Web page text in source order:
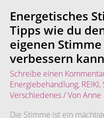
Energetisches
Tipps wie du
eigenen
verbessern
Schreibe einen
Energiebehandlung, REIKI,
Verschiedenes/ Von Anne
Die Stimme ist ein
–
5
Tipps
wie
den
Klang
deiner
eigenen
entdecken